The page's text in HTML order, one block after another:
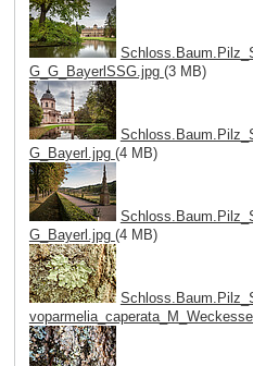
G_G_BayerlSSG.jpg (3 MB)
G_Bayerl.jpg (4 MB)
G_Bayerl.jpg (4 MB)